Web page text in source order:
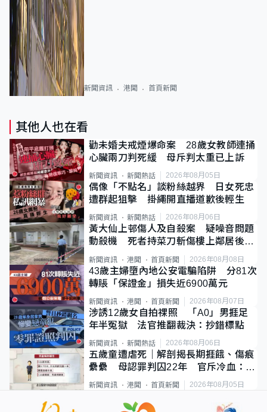
新聞資訊 港聞 首頁新聞
其他人也在看
勸未婚夫戒煙爆命案 28歲女教師連捅
心臟兩刀判死緩 母斥判太重已上訴
新聞資訊 新聞熱話 2026年08月05日
偶像「不點名」談粉絲越界 日女死忠
遭群起狙擊 掛繩開直播道歉後輕生
新聞資訊 新聞熱話 2026年08月06日
黃大仙上邨傷人及自殺案 疑噪音問題
動殺機 死者持菜刀斬傷樓上鄰居後墮
新聞資訊 港聞 首頁新聞 2026年08月08日
43歲主婦墮內地公安電騙陷阱 分81次
轉賬「保證金」損失近6900萬元
新聞資訊 港聞 首頁新聞 2026年08月07日
涉誘12歲女自拍祼照 「A0」男捱足
年半冤獄 法官推翻裁決：抄錯標點
新聞資訊 新聞熱話 2026年08月06日
五歲童遭虐死｜解剖揭長期捱餓、傷痕
纍纍 母認罪判囚22年 官斥冷血：同
類案最惡劣
新聞資訊 港聞 首頁新聞 2026年08月05日